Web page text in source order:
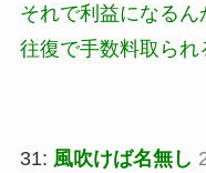
それで利益になるん
往復で手数料取られ
31: 風吹けば名無し